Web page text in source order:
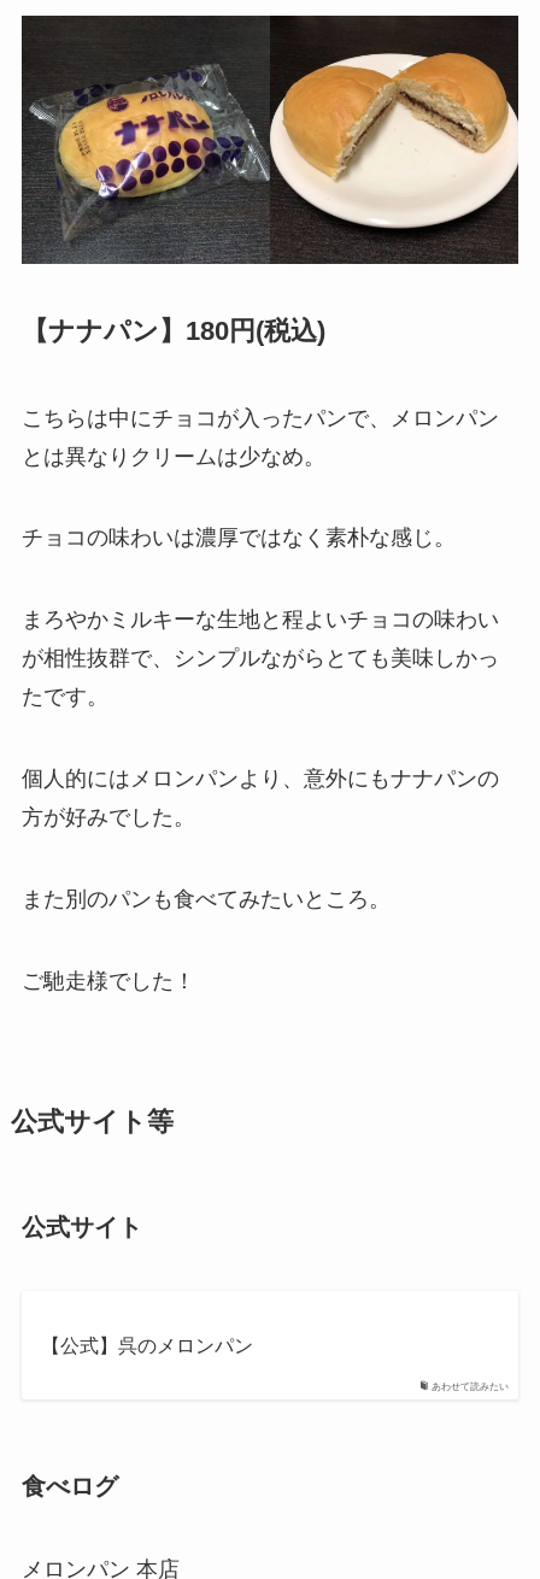
【ナナパン】180円(税込)
こちらは中にチョコが入ったパンで、メロンパン
とは異なりクリームは少なめ。
チョコの味わいは濃厚ではなく素朴な感じ。
まろやかミルキーな生地と程よいチョコの味わい
が相性抜群で、シンプルながらとても美味しかっ
たです。
個人的にはメロンパンより、意外にもナナパンの
方が好みでした。
また別のパンも食べてみたいところ。
ご馳走様でした！
公式サイト等
公式サイト
あわせて読みたい
【公式】呉のメロンパン
食べログ
メロンパン 本店